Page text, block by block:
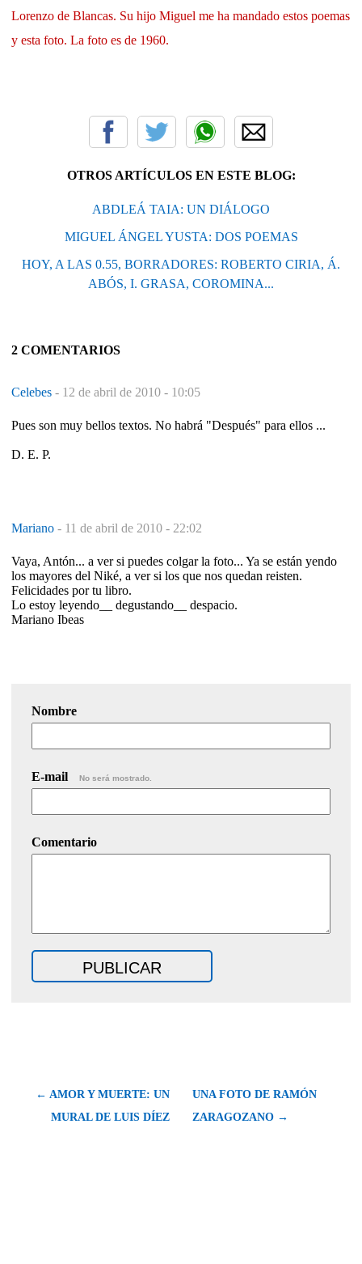
Lorenzo de Blancas. Su hijo Miguel me ha mandado estos poemas
y esta foto. La foto es de 1960.
OTROS ARTÍCULOS EN ESTE BLOG:
ABDLEÁ TAIA: UN DIÁLOGO
MIGUEL ÁNGEL YUSTA: DOS POEMAS
HOY, A LAS 0.55, BORRADORES: ROBERTO CIRIA, Á.
ABÓS, I. GRASA, COROMINA...
2 COMENTARIOS
Celebes - 12 de abril de 2010 - 10:05
Pues son muy bellos textos. No habrá "Después" para ellos ...
D. E. P.
Mariano - 11 de abril de 2010 - 22:02
Vaya, Antón... a ver si puedes colgar la foto... Ya se están yendo
los mayores del Niké, a ver si los que nos quedan reisten.
Felicidades por tu libro.
Lo estoy leyendo__ degustando__ despacio.
Mariano Ibeas
Nombre
E-mail No será mostrado.
Comentario
← AMOR Y MUERTE: UN
MURAL DE LUIS DÍEZ
UNA FOTO DE RAMÓN
ZARAGOZANO →